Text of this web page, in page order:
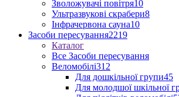
Зволожувачі повітря10
Ультразвукові скрабери8
Інфрачервона сауна10
Засоби пересування2219
Каталог
Все Засоби пересування
Веломобілі312
Для дошкільної групи45
Для молодшої шкільної